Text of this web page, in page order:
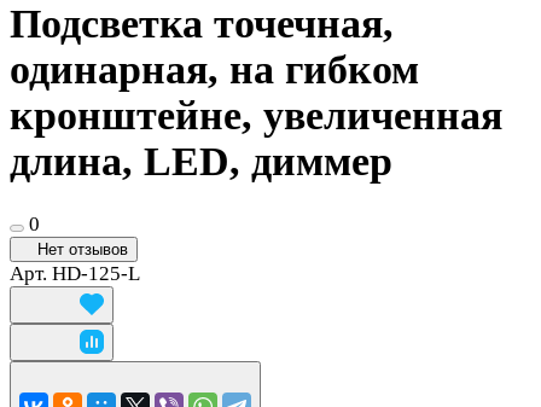
Подсветка точечная,
одинарная, на гибком
кронштейне, увеличенная
длина, LED, диммер
0
Нет отзывов
Арт. HD-125-L